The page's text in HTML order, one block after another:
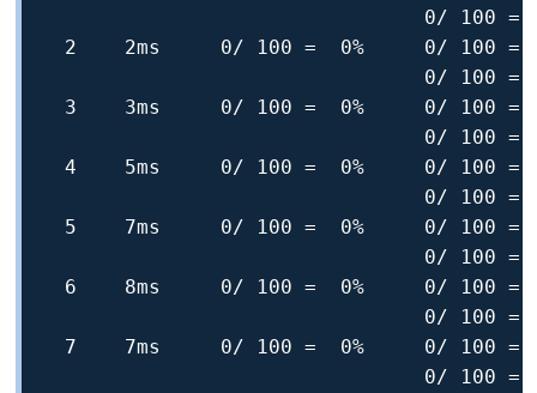
0/ 100 =
2    2ms     0/ 100 =  0%     0/ 100 =
0/ 100 =
3    3ms     0/ 100 =  0%     0/ 100 =
0/ 100 =
4    5ms     0/ 100 =  0%     0/ 100 =
0/ 100 =
5    7ms     0/ 100 =  0%     0/ 100 =
0/ 100 =
6    8ms     0/ 100 =  0%     0/ 100 =
0/ 100 =
7    7ms     0/ 100 =  0%     0/ 100 =
0/ 100 =